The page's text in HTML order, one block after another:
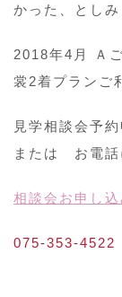
かった、とし
2018年4月 Ａ
裳2着プランご
見学相談会予
または お電話
相談会お申し
075-353-4522